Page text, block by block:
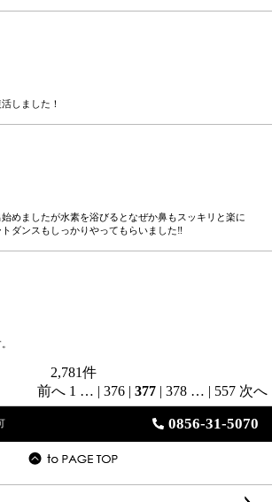
しました！
めましたが水素を浴びるとなぜか鼻もスッキリと楽に
ダンスもしっかりやってもらいました‼
2,781件
前へ 1 … | 376 | 377 | 378 … | 557 次へ
0856-31-5070